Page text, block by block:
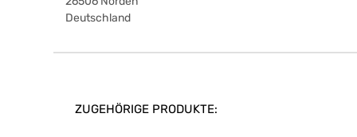
Deutschland
ZUGEHÖRIGE PRODUKTE: